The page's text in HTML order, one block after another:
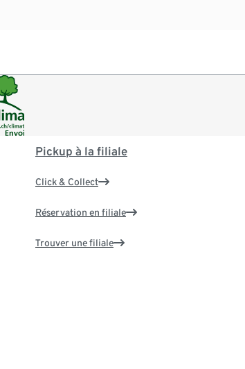
Pickup à la filiale
Click & Collect
Réservation en filiale
Trouver une filiale